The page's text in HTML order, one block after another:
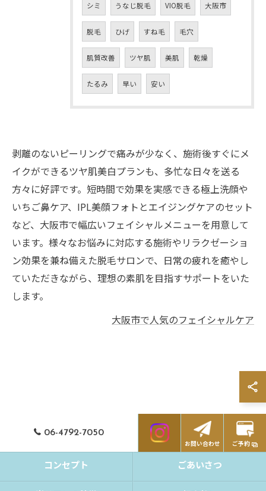
シミ うなじ脱毛 VIO脱毛 大阪市
脱毛 ひげ すね毛 毛穴
肌質改善 ツヤ肌 美肌 乾燥
たるみ 早い 安い
剥離のないピーリングで痛みが少なく、施術後すぐにメ
イクができるツヤ肌美白プランも、多忙な日々を送る
方々に好評です。短時間で効果を実感できる極上洗顔や
いちご鼻ケア、IPL美顔フォトとエイジングケアのセット
など、大阪市で幅広いフェイシャルメニューを用意して
います。様々なお悩みに対応する施術やリラクゼーショ
ン効果を兼ね備えた脱毛サロンで、日常の疲れを癒やし
ていただきながら、理想の素肌を目指すサポートをいた
します。
大阪市で人気のフェイシャルケア
06-4792-7050
お問い合わせ ご予約
コンセプト ごあいさつ